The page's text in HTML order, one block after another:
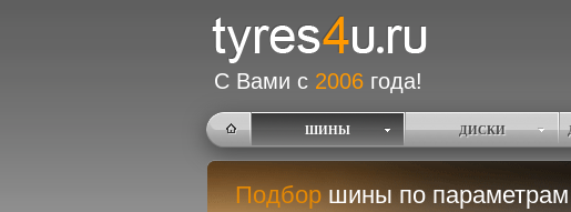
С Вами с 2006 года!
ШИНЫ ДИСКИ
Подбор шины по параметрам